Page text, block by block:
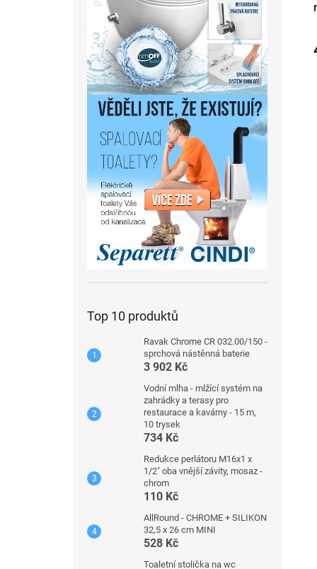
Top 10 produktů
Ravak Chrome CR 032.00/150 -
sprchová nástěnná baterie
3 902 Kč
Vodní mlha - mlžící systém na
zahrádky a terasy pro
restaurace a kavárny - 15 m,
10 trysek
734 Kč
Redukce perlátoru M16x1 x
1/2" oba vnější závity, mosaz -
chrom
110 Kč
AllRound - CHROME + SILIKON
32,5 x 26 cm MINI
528 Kč
Toaletní stolička na wc